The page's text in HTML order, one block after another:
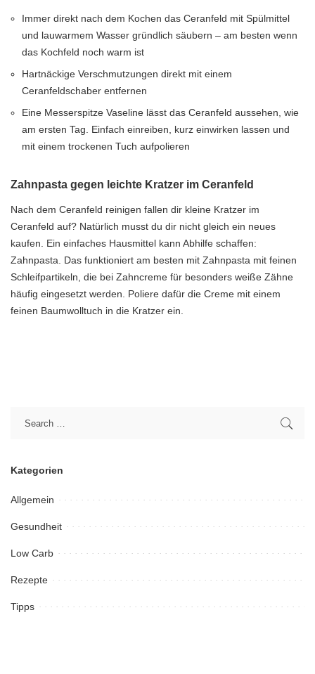
Immer direkt nach dem Kochen das Ceranfeld mit Spülmittel
und lauwarmem Wasser gründlich säubern – am besten wenn
das Kochfeld noch warm ist
Hartnäckige Verschmutzungen direkt mit einem
Ceranfeldschaber entfernen
Eine Messerspitze Vaseline lässt das Ceranfeld aussehen, wie
am ersten Tag. Einfach einreiben, kurz einwirken lassen und
mit einem trockenen Tuch aufpolieren
Zahnpasta gegen leichte Kratzer im Ceranfeld
Nach dem Ceranfeld reinigen fallen dir kleine Kratzer im
Ceranfeld auf? Natürlich musst du dir nicht gleich ein neues
kaufen. Ein einfaches Hausmittel kann Abhilfe schaffen:
Zahnpasta. Das funktioniert am besten mit Zahnpasta mit feinen
Schleifpartikeln, die bei Zahncreme für besonders weiße Zähne
häufig eingesetzt werden. Poliere dafür die Creme mit einem
feinen Baumwolltuch in die Kratzer ein.
Kategorien
Allgemein
Gesundheit
Low Carb
Rezepte
Tipps